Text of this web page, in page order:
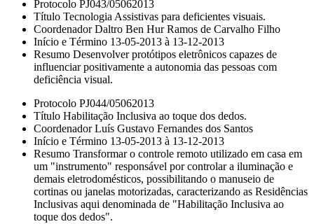
Protocolo PJ043/05062013
Título Tecnologia Assistivas para deficientes visuais.
Coordenador Daltro Ben Hur Ramos de Carvalho Filho
Início e Término 13-05-2013 à 13-12-2013
Resumo Desenvolver protótipos eletrônicos capazes de
influenciar positivamente a autonomia das pessoas com
deficiência visual.
Protocolo PJ044/05062013
Título Habilitação Inclusiva ao toque dos dedos.
Coordenador Luís Gustavo Fernandes dos Santos
Início e Término 13-05-2013 à 13-12-2013
Resumo Transformar o controle remoto utilizado em casa em
um "instrumento" responsável por controlar a iluminação e
demais eletrodomésticos, possibilitando o manuseio de
cortinas ou janelas motorizadas, caracterizando as Residências
Inclusivas aqui denominada de "Habilitação Inclusiva ao
toque dos dedos".